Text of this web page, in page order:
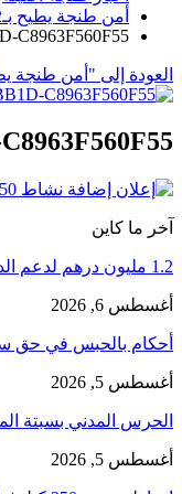
أمن طنجة يطيح بـ12 مشتبهًا في قضية عنف وتخدير وتهديد بالسلاح الأبيض
C8963F560F55
العودة إلى "أمن طنجة يطيح بـ12 مشتبهًا في قضية عنف وتخدير
آخر ما كاين
1.2 مليون درهم لدعم الدورة الـ31 لمهرجان تطوان لسينما البحر…
أغسطس 6, 2026
أحكام بالحبس في حق
أغسطس 5, 2026
الحرس المدني بسبتة
أغسطس 5, 2026